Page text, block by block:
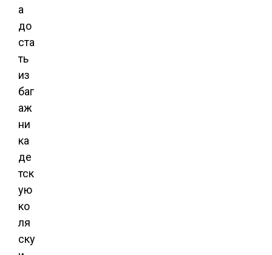
а
до
ста
ть
из
баг
аж
ни
ка
де
тск
ую
ко
ля
ску